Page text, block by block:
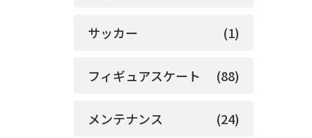
サッカー (1)
フィギュアスケート (88)
メンテナンス (24)